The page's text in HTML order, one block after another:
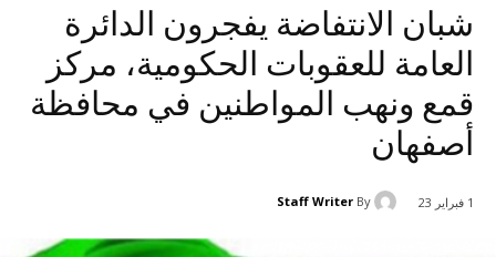
شبان الانتفاضة يفجرون الدائرة
العامة للعقوبات الحكومية، مركز
قمع ونهب المواطنين في محافظة
أصفهان
1 فبراير 23 By
Staff Writer